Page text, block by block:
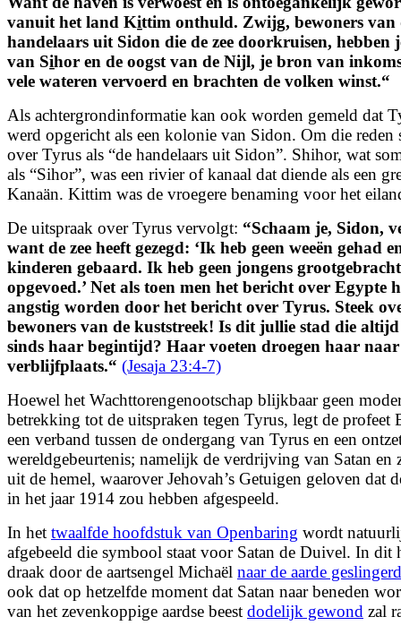
vanuit het land Ki̱ttim onthuld. Zwijg, bewoners van
handelaars uit Sidon die de zee doorkruisen, hebben
van Si̱hor en de oogst van de Nijl, je bron van
vele wateren vervoerd en brachten de volken winst.“
Als achtergrondinformatie kan ook worden gemeld dat
werd opgericht als een kolonie van Sidon. Om die reden
over Tyrus als “de handelaars uit Sidon”. Shihor, wat
als “Sihor”, was een rivier of kanaal dat diende als een
Kanaän. Kittim was de vroegere benaming voor het
De uitspraak over Tyrus vervolgt: “Schaam je, Sidon,
want de zee heeft gezegd: ‘Ik heb geen weeën gehad
kinderen gebaard. Ik heb geen jongens
opgevoed.’ Net als toen men het bericht over Egypte
angstig worden door het bericht over Tyrus. Steek
bewoners van de kuststreek! Is dit jullie stad die
sinds haar begintijd? Haar voeten droegen haar
verblijfplaats.“ (Jesaja 23:4-7)
Hoewel het Wachttorengenootschap blijkbaar geen
betrekking tot de uitspraken tegen Tyrus, legt de profeet
een verband tussen de ondergang van Tyrus en een
wereldgebeurtenis; namelijk de verdrijving van Satan en
uit de hemel, waarover Jehovah’s Getuigen geloven dat
in het jaar 1914 zou hebben afgespeeld.
In het twaalfde hoofdstuk van Openbaring wordt
afgebeeld die symbool staat voor Satan de Duivel. In dit
draak door de aartsengel Michaël naar de aarde geslingerd
ook dat op hetzelfde moment dat Satan naar beneden
van het zevenkoppige aardse beest dodelijk gewond zal